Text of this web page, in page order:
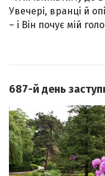
Увечері, вранці й
– і Він почує мій
687-й день